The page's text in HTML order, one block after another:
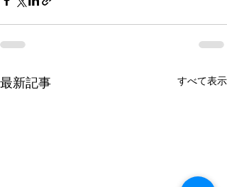
最新記事 すべて表示